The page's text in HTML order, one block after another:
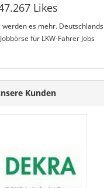
Likes
werden es mehr. Deutschlands
für LKW-Fahrer Jobs
Kunden